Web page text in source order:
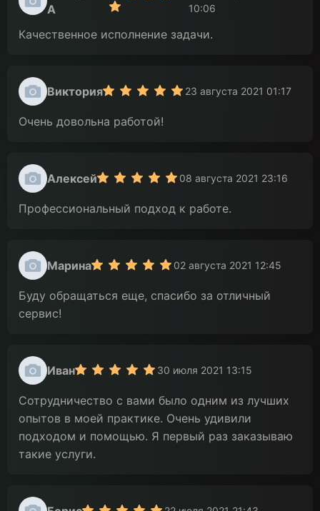
А
10:06
Качественное исполнение задачи.
Виктория 23 августа 2021 01:17
Очень довольна работой!
Алексей 08 августа 2021 23:16
Профессиональный подход к работе.
Марина 02 августа 2021 12:45
Буду обращаться еще, спасибо за отличный
сервис!
Иван 30 июля 2021 13:15
Сотрудничество с вами было одним из лучших
опытов в моей практике. Очень удивили
подходом и помощью. Я первый раз заказываю
такие услуги.